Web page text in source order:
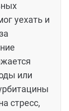
уехать и
или
стресс,